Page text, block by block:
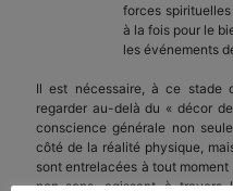
forces
à la fois pour le
les événements
Il est nécessaire, à ce stade
regarder au-delà du « décor
conscience générale non
côté de la réalité physique,
sont entrelacées à tout
non-sens, agissant à